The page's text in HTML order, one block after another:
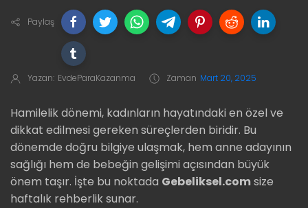
Paylaş
Yazan: EvdeParaKazanma Zaman Mart 20, 2025
Hamilelik dönemi, kadınların hayatındaki en özel ve
dikkat edilmesi gereken süreçlerden biridir. Bu
dönemde doğru bilgiye ulaşmak, hem anne adayının
sağlığı hem de bebeğin gelişimi açısından büyük
önem taşır. İşte bu noktada Gebeliksel.comsize
haftalık rehberlik sunar.